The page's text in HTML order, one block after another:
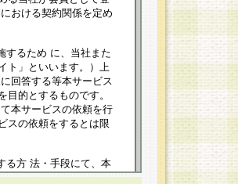
おける契約関係を定め
するため に、当社また
ト」といいます。）上
回答する等本サービス
的とするものです。
本サービスの依頼を行
スの依頼をするとは限
る方 法・手段にて、本
。改定後の本規約等